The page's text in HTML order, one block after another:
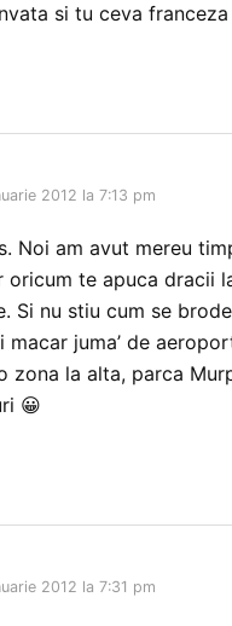
si tu ceva franceza
2012 la 7:13 pm
Noi am avut mereu
oricum te apuca dracii
Si nu stiu cum se
macar juma’ de
zona la alta, parca
😀
2012 la 7:31 pm